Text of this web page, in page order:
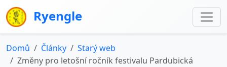
Ryengle
Domů Články
Starý web
Změny pro letošní ročník festivalu Pardubická